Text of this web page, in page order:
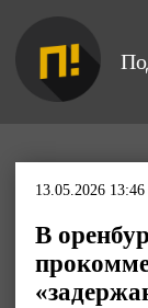
13.05.2026 13:46
В